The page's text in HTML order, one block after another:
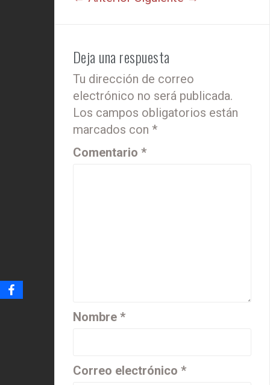
Deja una respuesta
Tu dirección de correo
electrónico no será publicada.
Los campos obligatorios están
marcados con *
Comentario *
Nombre *
Correo electrónico *